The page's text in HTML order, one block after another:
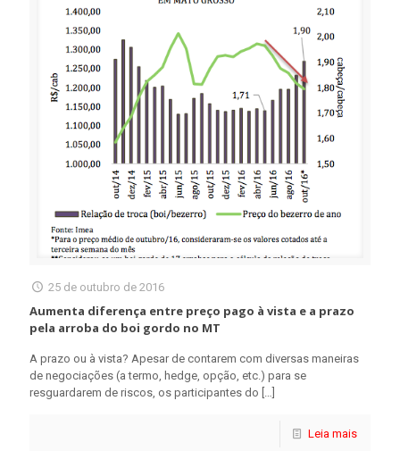
25 de outubro de 2016
Aumenta diferença entre preço pago à vista e a prazo
pela arroba do boi gordo no MT
A prazo ou à vista? Apesar de contarem com diversas maneiras
de negociações (a termo, hedge, opção, etc.) para se
resguardarem de riscos, os participantes do […]
Leia mais